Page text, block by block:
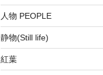
人物 PEOPLE
静物(Still life)
紅葉